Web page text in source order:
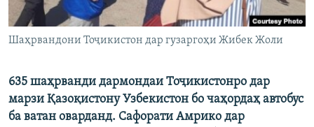
Ҳамаи сомонаҳои RFE/RL
Шаҳрвандони Тоҷикистон дар гузаргоҳи Жибек Жоли
635 шаҳрванди дармондаи Тоҷикистонро дар
марзи Қазоқистону Узбекистон бо чаҳордаҳ автобус
ба ватан оварданд. Сафорати Амрико дар